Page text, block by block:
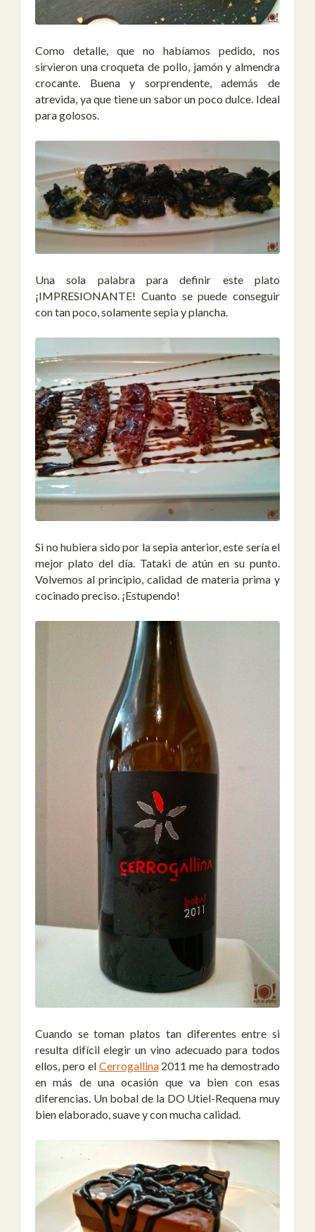
Como detalle, que no habíamos pedido, nos
sirvieron una croqueta de pollo, jamón y almendra
crocante. Buena y sorprendente, además de
atrevida, ya que tiene un sabor un poco dulce. Ideal
para golosos.
Una sola palabra para definir este plato
¡IMPRESIONANTE! Cuanto se puede conseguir
con tan poco, solamente sepia y plancha.
Si no hubiera sido por la sepia anterior, este sería el
mejor plato del día. Tataki de atún en su punto.
Volvemos al principio, calidad de materia prima y
cocinado preciso. ¡Estupendo!
Cuando se toman platos tan diferentes entre si
resulta difícil elegir un vino adecuado para todos
ellos, pero el Cerrogallina2011 me ha demostrado
en más de una ocasión que va bien con esas
diferencias. Un bobal de la DO Utiel-Requena muy
bien elaborado, suave y con mucha calidad.